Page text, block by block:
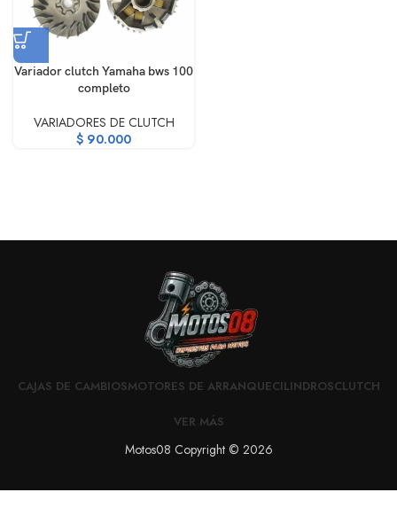
Variador clutch Yamaha bws 100
completo
VARIADORES DE CLUTCH
$ 90.000
CAJAS DE CAMBIOSMOTORES DE ARRANQUECILINDROSCLUTCH
VER MÁS
Motos08 Copyright © 2026